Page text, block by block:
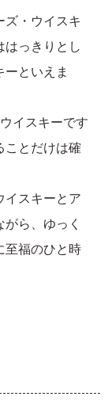
ズ・ウイスキ
はっきりとし
といえま
イスキーです
ことだけは確
イスキーとア
ら、ゆっく
至福のひと時